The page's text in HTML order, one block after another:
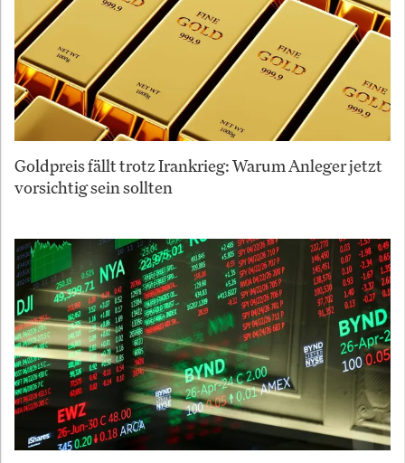
Goldpreis fällt trotz Irankrieg: Warum Anleger jetzt
vorsichtig sein sollten